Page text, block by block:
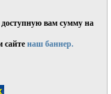
вам сумму на
сайтенаш баннер.